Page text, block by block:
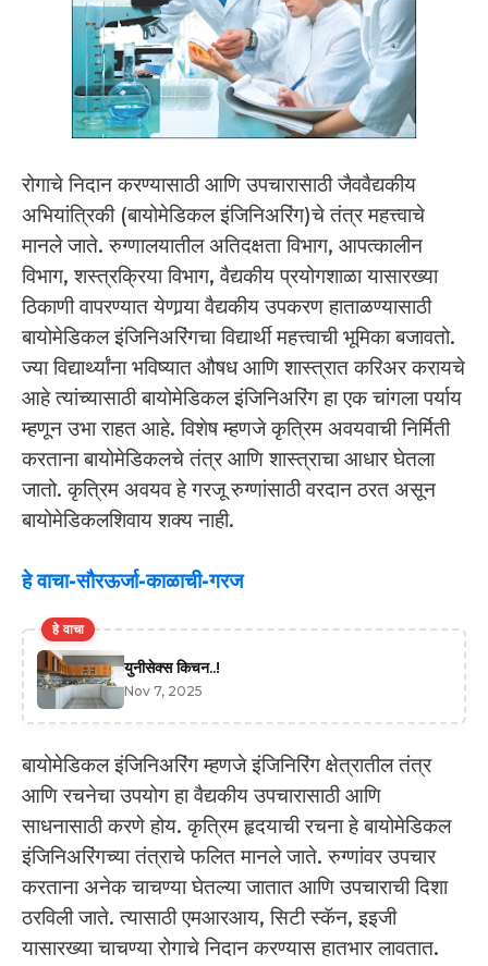
रोगाचे निदान करण्यासाठी आणि उपचारासाठी जैववैद्यकीय
अभियांत्रिकी (बायोमेडिकल इंजिनिअरिंग)चे तंत्र महत्त्वाचे
मानले जाते. रुग्णालयातील अतिदक्षता विभाग, आपत्कालीन
विभाग, शस्त्रक्रिया विभाग, वैद्यकीय प्रयोगशाळा यासारख्या
ठिकाणी वापरण्यात येणार्‍या वैद्यकीय उपकरण हाताळण्यासाठी
बायोमेडिकल इंजिनिअरिंगचा विद्यार्थी महत्त्वाची भूमिका बजावतो.
ज्या विद्यार्थ्यांना भविष्यात औषध आणि शास्त्रात करिअर करायचे
आहे त्यांच्यासाठी बायोमेडिकल इंजिनिअरिंग हा एक चांगला पर्याय
म्हणून उभा राहत आहे. विशेष म्हणजे कृत्रिम अवयवाची निर्मिती
करताना बायोमेडिकलचे तंत्र आणि शास्त्राचा आधार घेतला
जातो. कृत्रिम अवयव हे गरजू रुग्णांसाठी वरदान ठरत असून
बायोमेडिकलशिवाय शक्य नाही.
हे वाचा-सौरऊर्जा-काळाची-गरज
हे वाचा
युनीसेक्स किचन..!
Nov 7, 2025
बायोमेडिकल इंजिनिअरिंग म्हणजे इंजिनिरिंग क्षेत्रातील तंत्र
आणि रचनेचा उपयोग हा वैद्यकीय उपचारासाठी आणि
साधनासाठी करणे होय. कृत्रिम हृदयाची रचना हे बायोमेडिकल
इंजिनिअरिंगच्या तंत्राचे फलित मानले जाते. रुग्णांवर उपचार
करताना अनेक चाचण्या घेतल्या जातात आणि उपचाराची दिशा
ठरविली जाते. त्यासाठी एमआरआय, सिटी स्कॅन, इइजी
यासारख्या चाचण्या रोगाचे निदान करण्यास हातभार लावतात.